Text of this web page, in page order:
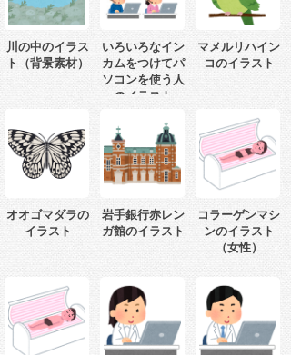
川の中のイラス
ト（背景素材）
いろいろなイン
カムをつけてパ
ソコンを使う人
のイラスト
マメルリハイン
コのイラスト
オオゴマダラの
イラスト
岩手銀行赤レン
ガ館のイラスト
コラーゲンマシ
ンのイラスト
（女性）